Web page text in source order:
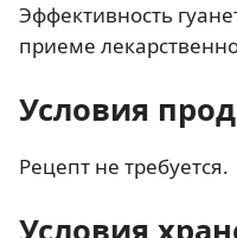
Эффективность
приеме
Условия
Рецепт не требуется.
Условия